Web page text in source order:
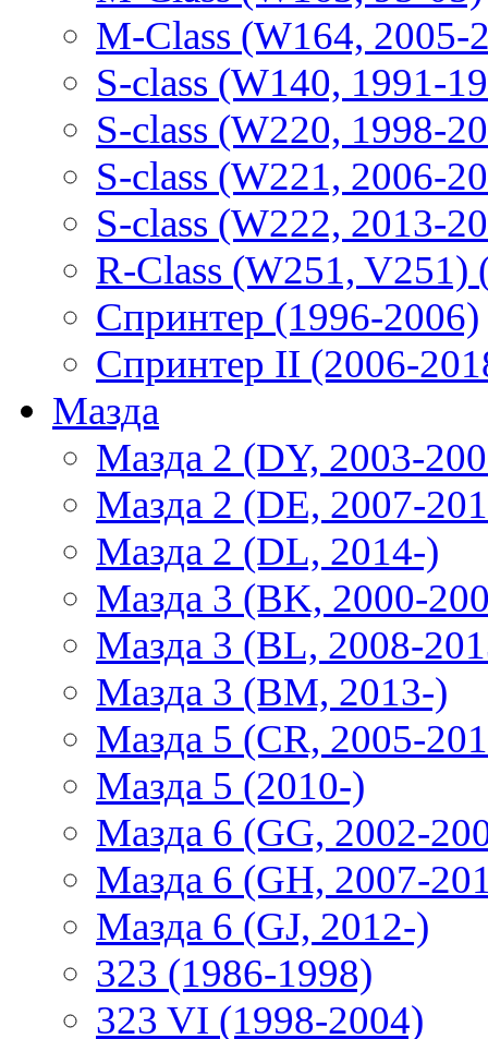
M-Class (W164, 2005-
S-class (W140, 1991-
S-class (W220, 1998-
S-class (W221, 2006-
S-class (W222, 2013-
R-Class (W251, V251)
Спринтер (1996-2006)
Спринтер II (2006-
Мазда
Мазда 2 (DY, 2003-
Мазда 2 (DE, 2007-
Мазда 2 (DL, 2014-)
Мазда 3 (BK, 2000-
Мазда 3 (BL, 2008-
Мазда 3 (BM, 2013-)
Мазда 5 (CR, 2005-
Мазда 5 (2010-)
Мазда 6 (GG, 2002-
Мазда 6 (GH, 2007-
Мазда 6 (GJ, 2012-)
323 (1986-1998)
323 VI (1998-2004)